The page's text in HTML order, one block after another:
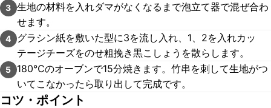
3 生地の材料を入れダマがなくなるまで泡立て器で混ぜ合わ
せます。
4
グラシン紙を敷いた型に3を流し入れ、1、2を入れカッ
テージチーズをのせ粗挽き黒こしょうを散らします。
5
180℃のオーブンで15分焼きます。竹串を刺して生地がつ
いてこなかったら取り出して完成です。
コツ・ポイント